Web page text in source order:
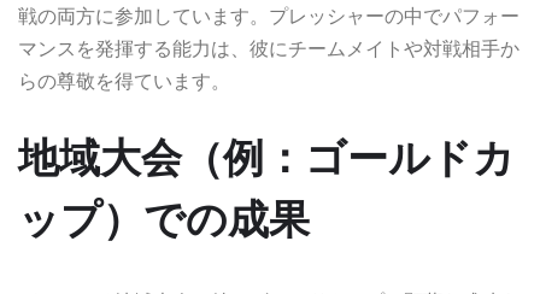
戦の両方に参加しています。プレッシャーの中でパフォー
マンスを発揮する能力は、彼にチームメイトや対戦相手か
らの尊敬を得ています。
地域大会（例：ゴールドカ
ップ）での成果